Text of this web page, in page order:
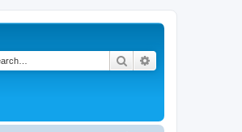
Search